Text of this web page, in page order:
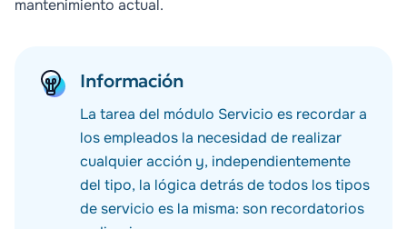
mantenimiento actual.
Información
La tarea del módulo Servicio es recordar a
los empleados la necesidad de realizar
cualquier acción y, independientemente
del tipo, la lógica detrás de todos los tipos
de servicio es la misma: son recordatorios